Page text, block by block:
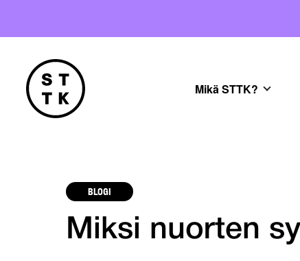
Mikä STTK?
BLOGI
Miksi nuorten